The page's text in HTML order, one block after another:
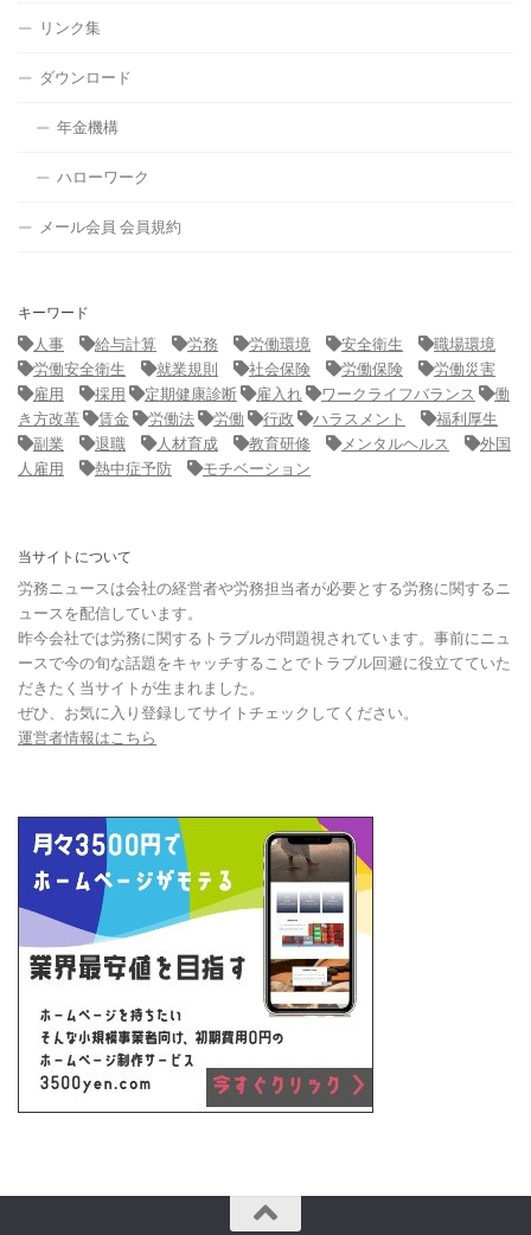
リンク集
ダウンロード
年金機構
ハローワーク
メール会員 会員規約
キーワード
人事
給与計算 労務 労働環境 安全衛生
職場環境
労働安全衛生
就業規則 社会保険 労働保険
労働災害
雇用
採用 定期健康診断 雇入れ ワークライフバランス
働
き方改革
賃金 労働法 労働 行政 ハラスメント
福利厚生
副業
退職 人材育成 教育研修 メンタルヘルス
外国
人雇用
熱中症予防 モチベーション
当サイトについて
労務ニュースは会社の経営者や労務担当者が必要とする労務に関するニ
ュースを配信しています。
昨今会社では労務に関するトラブルが問題視されています。事前にニュ
ースで今の旬な話題をキャッチすることでトラブル回避に役立てていた
だきたく当サイトが生まれました。
ぜひ、お気に入り登録してサイトチェックしてください。
運営者情報はこちら